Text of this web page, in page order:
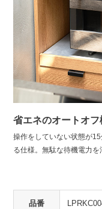
省エネのオートオフ
操作をしていない状態が
る仕様。無駄な待機電力を
品番